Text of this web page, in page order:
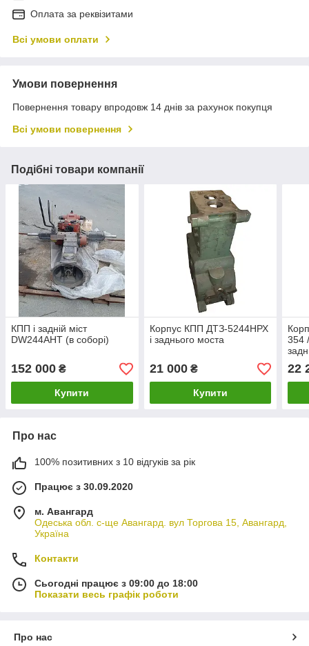
Оплата за реквізитами
Всі умови оплати
Умови повернення
Повернення товару впродовж 14 днів за рахунок покупця
Всі умови повернення
Подібні товари компанії
КПП і задній міст
DW244АHT (в соборі)
152 000 ₴
Купити
Корпус КПП ДТЗ-5244НРХ
і заднього моста
21 000₴
Купити
354
22
Про нас
100% позитивних з 10 відгуків за рік
Працює з 30.09.2020
м. Авангард
Одеська обл. с-ще Авангард. вул Торгова 15, Авангард,
Україна
Контакти
Сьогодні працює з 09:00 до 18:00
Показати весь графік роботи
Про нас